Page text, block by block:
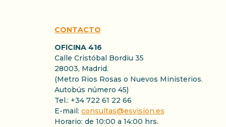
CONTACTO
OFICINA 416
Calle Cristóbal Bordiu 35
28003, Madrid.
(Metro Rios Rosas o Nuevos Ministerios.
Autobús número 45)
Tel.: +34 722 61 22 66
E-mail: consultas@esvision.es
Horario: de 10:00 a 14:00 hrs.